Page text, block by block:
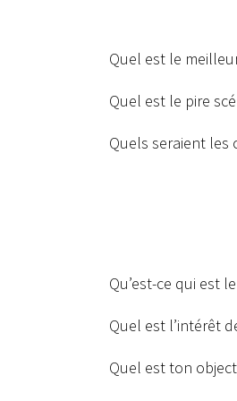
Quel est le
Quel est le pire
Quels seraient les
Qu’est-ce qui est
Quel est l’intérêt
Quel est ton